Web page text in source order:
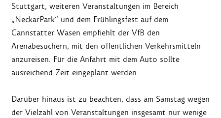
Stuttgart, weiteren Veranstaltungen im Bereich
„NeckarPark“ und dem Frühlingsfest auf dem
Cannstatter Wasen empfiehlt der VfB den
Arenabesuchern, mit den öffentlichen Verkehrsmitteln
anzureisen. Für die Anfahrt mit dem Auto sollte
ausreichend Zeit eingeplant werden.
Darüber hinaus ist zu beachten, dass am Samstag wegen
der Vielzahl von Veranstaltungen insgesamt nur wenige